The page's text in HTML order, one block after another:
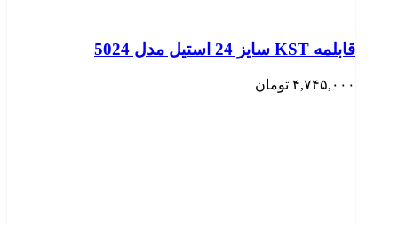
قابلمه KST سایز 24 استیل مدل 5024
۴,۷۴۵,۰۰۰ تومان